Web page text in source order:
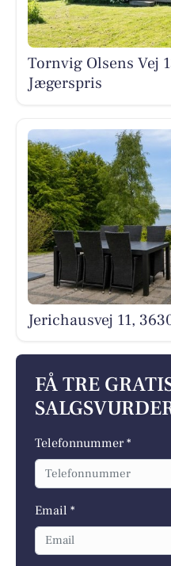
Tornvig Olsens Vej
Jægerspris
Jerichausvej 11,
FÅ TRE
Telefonnummer *
Email *